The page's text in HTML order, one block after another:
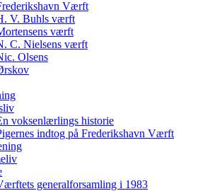
Værft
V. Buhls værft
værft
C. Nielsens værft
Olsens
voksenlærlings historie
indtog på Frederikshavn Værft
generalforsamling i 1983